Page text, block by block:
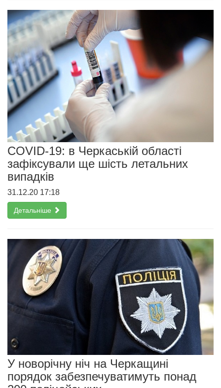
COVID-19: в Черкаській області
зафіксували ще шість летальних
випадків
31.12.20 17:18
Детальніше
У новорічну ніч на Черкащині
порядок забезпечуватимуть понад